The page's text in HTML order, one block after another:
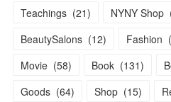
Teachings (21) NYNY Shop
BeautySalons (12) Fashion
Movie (58) Book (131)
Goods (64) Shop (15)